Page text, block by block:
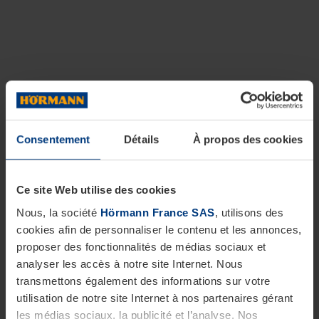
Consentement Détails À propos des cookies
Ce site Web utilise des cookies
Nous, la société Hörmann France SAS, utilisons des
cookies afin de personnaliser le contenu et les annonces,
proposer des fonctionnalités de médias sociaux et
analyser les accès à notre site Internet. Nous
transmettons également des informations sur votre
utilisation de notre site Internet à nos partenaires gérant
les médias sociaux, la publicité et l’analyse. Nos